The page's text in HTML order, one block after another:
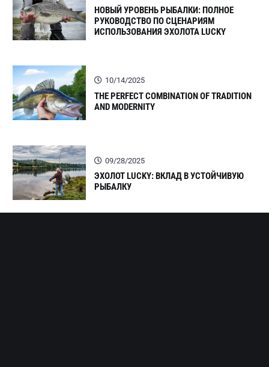
НОВЫЙ УРОВЕНЬ РЫБАЛКИ: ПОЛНОЕ
РУКОВОДСТВО ПО СЦЕНАРИЯМ
ИСПОЛЬЗОВАНИЯ ЭХОЛОТА LUCKY
10/14/2025
THE PERFECT COMBINATION OF TRADITION
AND MODERNITY
09/28/2025
ЭХОЛОТ LUCKY: ВКЛАД В УСТОЙЧИВУЮ
РЫБАЛКУ